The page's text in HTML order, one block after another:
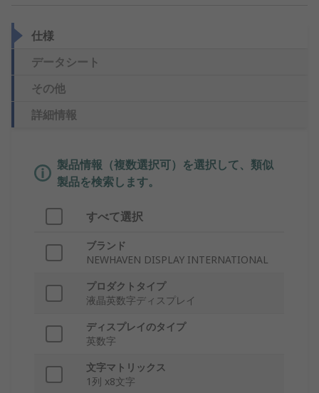
仕様
データシート
その他
詳細情報
製品情報（複数選択可）を選択して、類似
製品を検索します。
すべて選択
ブランド
NEWHAVEN DISPLAY INTERNATIONAL
プロダクトタイプ
液晶英数字ディスプレイ
ディスプレイのタイプ
英数字
文字マトリックス
1列 x8文字